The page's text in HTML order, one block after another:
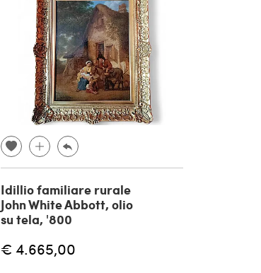
Idillio familiare rurale
John White Abbott, olio
su tela, '800
€ 4.665,00